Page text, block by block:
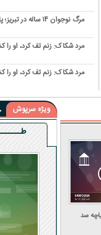
مرگ نوجوان ۱۴ ساله در تبریز؛ پایان خونین یک رقابت در فضای مجازی
مرد شکاک: زنم تف کرد، او را
مرد شکاک: زنم تف کرد، او را
سد
ویژه سرپوش